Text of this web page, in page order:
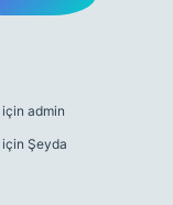
için admin
için Şeyda